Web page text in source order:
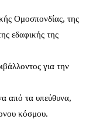
Ομοσπονδίας, της
εδαφικής της
για την
από τα υπεύθυνα,
κόσμου.